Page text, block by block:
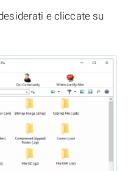
e cliccate su